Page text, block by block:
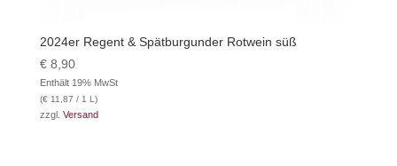
2024er Regent & Spätburgunder Rotwein süß
€8,90
Enthält 19% MwSt
(€11,87 / 1 L)
zzgl. Versand